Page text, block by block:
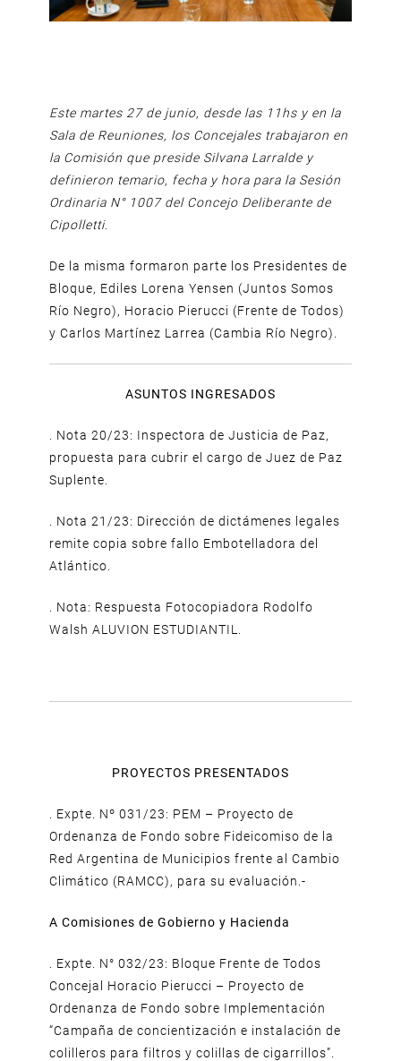
Este martes 27 de junio, desde las 11hs y en la
Sala de Reuniones, los Concejales trabajaron en
la Comisión que preside Silvana Larralde y
definieron temario, fecha y hora para la Sesión
Ordinaria N° 1007 del Concejo Deliberante de
Cipolletti.
De la misma formaron parte los Presidentes de
Bloque, Ediles Lorena Yensen (Juntos Somos
Río Negro), Horacio Pierucci (Frente de Todos)
y Carlos Martínez Larrea (Cambia Río Negro).
ASUNTOS INGRESADOS
. Nota 20/23: Inspectora de Justicia de Paz,
propuesta para cubrir el cargo de Juez de Paz
Suplente.
. Nota 21/23: Dirección de dictámenes legales
remite copia sobre fallo Embotelladora del
Atlántico.
. Nota: Respuesta Fotocopiadora Rodolfo
Walsh ALUVION ESTUDIANTIL.
PROYECTOS PRESENTADOS
. Expte. Nº 031/23: PEM – Proyecto de
Ordenanza de Fondo sobre Fideicomiso de la
Red Argentina de Municipios frente al Cambio
Climático (RAMCC), para su evaluación.-
A Comisiones de Gobierno y Hacienda
. Expte. N° 032/23: Bloque Frente de Todos
Concejal Horacio Pierucci – Proyecto de
Ordenanza de Fondo sobre Implementación
“Campaña de concientización e instalación de
colilleros para filtros y colillas de cigarrillos”.